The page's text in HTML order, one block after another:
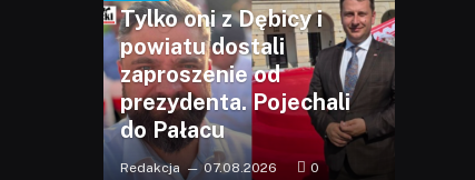
Tylko oni z Dębicy i
powiatu dostali
zaproszenie od
prezydenta. Pojechali
do Pałacu
Redakcja 07.08.2026 0